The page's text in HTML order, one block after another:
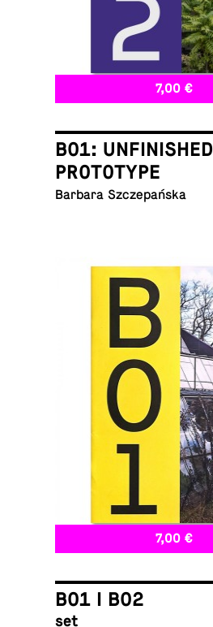
7,00 €
B01: UNFINISHED
PROTOTYPE
Barbara Szczepańska
7,00 €
B01 I B02
set